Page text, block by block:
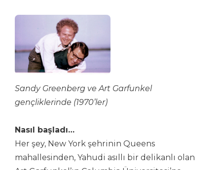
Sandy Greenberg ve Art Garfunkel
gençliklerinde (1970’ler)
Nasıl başladı…
Her şey, New York şehrinin Queens
mahallesinden, Yahudi asıllı bir delikanlı olan